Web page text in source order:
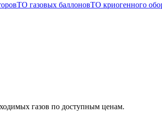
ТО газовых баллоновТО криогенного
газов по доступным ценам.